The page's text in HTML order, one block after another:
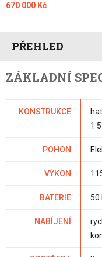
670 000 Kč
PŘEHLED
ZÁKLADNÍ
KONSTRUKCE
1
POHON
VÝKON
BATERIE 50
NABÍJENÍ